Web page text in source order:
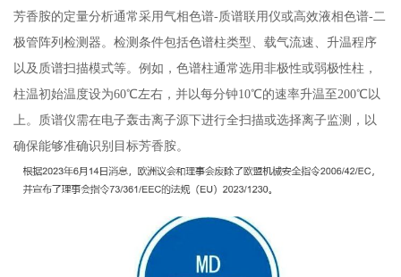
芳香胺的定量分析通常采用气相色谱-质谱联用仪或高效液相色谱-二
极管阵列检测器。检测条件包括色谱柱类型、载气流速、升温程序
以及质谱扫描模式等。例如，色谱柱通常选用非极性或弱极性柱，
柱温初始温度设为60℃左右，并以每分钟10℃的速率升温至200℃以
上。质谱仪需在电子轰击离子源下进行全扫描或选择离子监测，以
确保能够准确识别目标芳香胺。